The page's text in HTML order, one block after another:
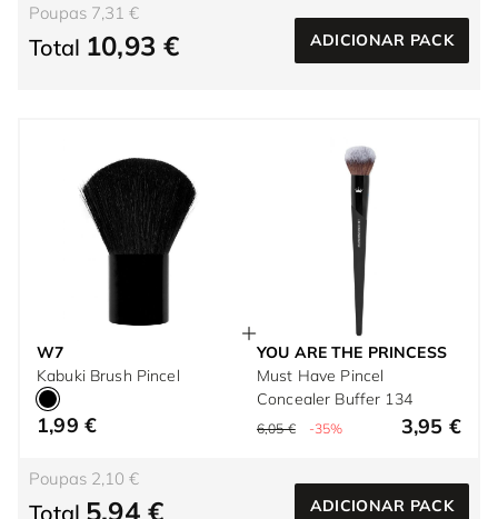
Poupas 7,31 €
Total 10,93 € ADICIONAR PACK
W7
Kabuki Brush Pincel
1,99 €
YOU ARE THE PRINCESS
Must Have Pincel
Concealer Buffer 134
6,05 € -35% 3,95 €
Poupas 2,10 €
Total 5,94 € ADICIONAR PACK